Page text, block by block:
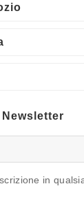
Newsletter
in